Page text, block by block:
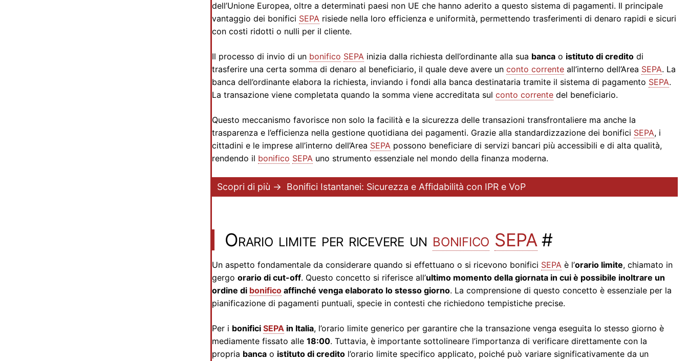
dell’Unione Europea, oltre a determinati paesi non UE che hanno aderito a questo sistema di pagamenti. Il principale
vantaggio dei bonifici SEPA risiede nella loro efficienza e uniformità, permettendo trasferimenti di denaro rapidi e sicuri
con costi ridotti o nulli per il cliente.
Il processo di invio di un bonifico SEPA inizia dalla richiesta dell’ordinante alla sua banca o istituto di credito di
trasferire una certa somma di denaro al beneficiario, il quale deve avere unconto corrente all’interno dell’Area SEPA. La
banca dell’ordinante elabora la richiesta, inviando i fondi alla banca destinataria tramite il sistema di pagamento SEPA.
La transazione viene completata quando la somma viene accreditata sulconto corrente del beneficiario.
Questo meccanismo favorisce non solo la facilità e la sicurezza delle transazioni transfrontaliere ma anche la
trasparenza e l’efficienza nella gestione quotidiana dei pagamenti. Grazie alla standardizzazione dei bonifici SEPA, i
cittadini e le imprese all’interno dell’Area SEPA possono beneficiare di servizi bancari più accessibili e di alta qualità,
rendendo il bonifico SEPA uno strumento essenziale nel mondo della finanza moderna.
Scopri di più → Bonifici Istantanei: Sicurezza e Affidabilità con IPR e VoP
Orario limite per ricevere un bonifico SEPA #
Un aspetto fondamentale da considerare quando si effettuano o si ricevono bonifici SEPA è l’orario limite, chiamato in
gergoorario di cut-off. Questo concetto si riferisce all’ultimo momento della giornata in cui è possibile inoltrare un
ordine di bonifico affinché venga elaborato lo stesso giorno. La comprensione di questo concetto è essenziale per la
pianificazione di pagamenti puntuali, specie in contesti che richiedono tempistiche precise.
Per i bonificiSEPA in Italia, l’orario limite generico per garantire che la transazione venga eseguita lo stesso giorno è
mediamente fissato alle18:00. Tuttavia, è importante sottolineare l’importanza di verificare direttamente con la
propria banca o istituto di credito l’orario limite specifico applicato, poiché può variare significativamente da un